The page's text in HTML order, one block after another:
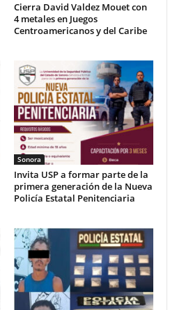
Cierra David Valdez Mouet con
4 metales en Juegos
Centroamericanos y del Caribe
Sonora
Invita USP a formar parte de la
primera generación de la Nueva
Policía Estatal Penitenciaria